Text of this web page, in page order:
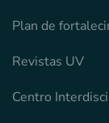
Plan de
Revistas UV
Centro